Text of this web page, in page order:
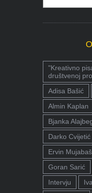
"Kreativno
društvenoj
Adisa Bašić
Almin Kaplan
Bjanka
Darko Cvijetić
Ervin
Goran Sarić
Intervju